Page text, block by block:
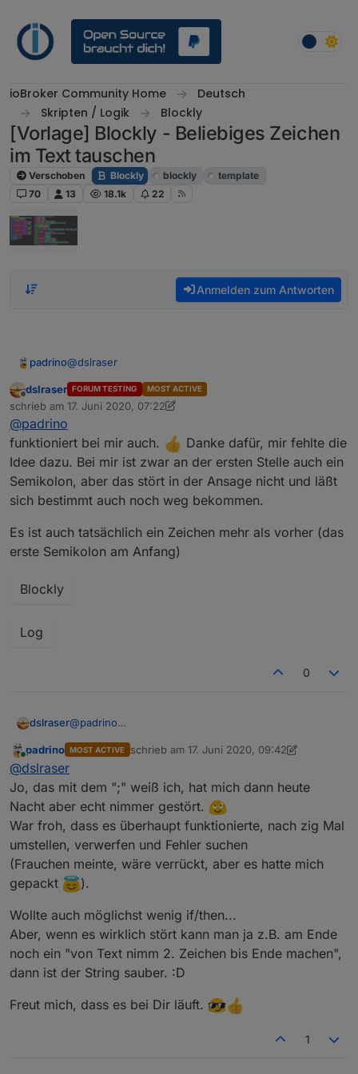
ioBroker Community Home
Deutsch
Skripten / Logik
Blockly
[Vorlage] Blockly - Beliebiges Zeichen
im Text tauschen
Verschoben Blockly blockly
template
70
13 18.1k 22
Anmelden zum Antworten
padrino@dslraser
Probier mal. =)
Ist sicher nicht schön, aber scheint hier zu
- schlafen.
N8...
Offline
dslraser FORUM TESTING MOST ACTIVE
schrieb am 17. Juni 2020, 07:22
zuletzt editiert von dslraser
@padrino
funktioniert bei mir auch.
Danke dafür, mir fehlte die
Idee dazu. Bei mir ist zwar an der ersten Stelle auch ein
Semikolon, aber das stört in der Ansage nicht und läßt
sich bestimmt auch noch weg bekommen.
Es ist auch tatsächlich ein Zeichen mehr als vorher (das
erste Semikolon am Anfang)
Blockly
Log
0
dslraser@padrino
die Idee dazu. Bei mir ist zwar an der ersten Stelle
und läßt sich bestimmt auch noch weg bekommen.
Es ist auch tatsächlich ein Zeichen mehr als vorher
Blockly
Log
Online
padrino MOST ACTIVE schrieb am 17. Juni 2020, 09:42
zuletzt editiert von padrino
@dslraser
Jo, das mit dem ";" weiß ich, hat mich dann heute
Nacht aber echt nimmer gestört.
War froh, dass es überhaupt funktionierte, nach zig Mal
umstellen, verwerfen und Fehler suchen
(Frauchen meinte, wäre verrückt, aber es hatte mich
gepackt
).
Wollte auch möglichst wenig if/then...
Aber, wenn es wirklich stört kann man ja z.B. am Ende
noch ein "von Text nimm 2. Zeichen bis Ende machen",
dann ist der String sauber. :D
Freut mich, dass es bei Dir läuft.
1